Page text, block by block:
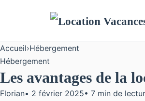
Accueil›Hébergement
Hébergement
Les avantages de la
Florian• 2 février 2025• 7 min de